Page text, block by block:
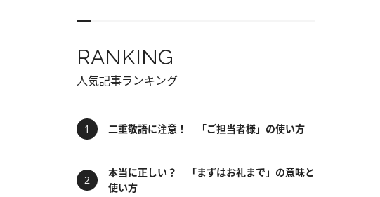
RANKING
人気記事ランキング
二重敬語に注意！ 「ご担当者様」の使い方
本当に正しい？ 「まずはお礼まで」の意味と
使い方